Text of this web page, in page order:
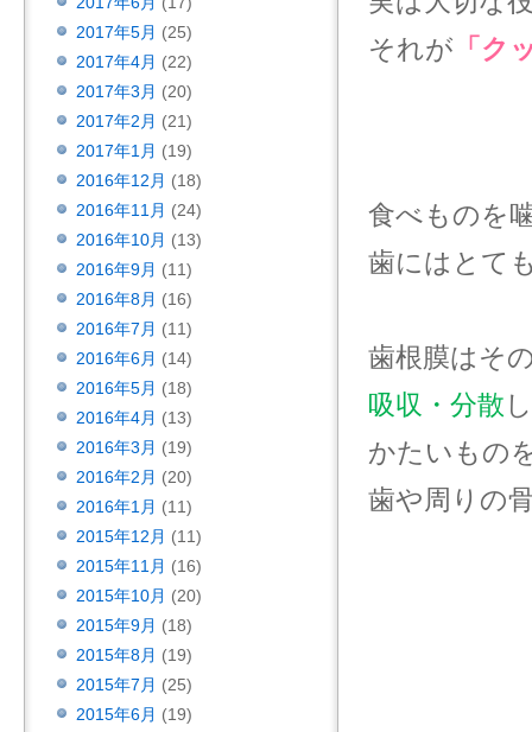
それが 「ク
食べものを
歯にはとて
歯根膜はそ
吸収・分散
かたいもの
歯や周りの
2017年5月 (25)
2017年4月 (22)
2017年3月 (20)
2017年2月 (21)
2017年1月 (19)
2016年12月 (18)
2016年11月 (24)
2016年10月 (13)
2016年9月 (11)
2016年8月 (16)
2016年7月 (11)
2016年6月 (14)
2016年5月 (18)
2016年4月 (13)
2016年3月 (19)
2016年2月 (20)
2016年1月 (11)
2015年12月 (11)
2015年11月 (16)
2015年10月 (20)
2015年9月 (18)
2015年8月 (19)
2015年7月 (25)
2015年6月 (19)